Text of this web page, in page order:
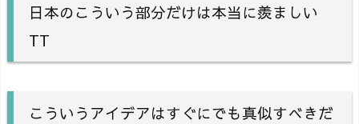
日本のこういう部分だけは本当に羨ましい
TT
こういうアイデアはすぐにでも真似すべきだ